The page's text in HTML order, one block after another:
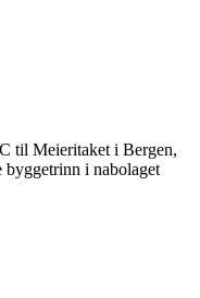
til Meieritaket i Bergen,
byggetrinn i nabolaget